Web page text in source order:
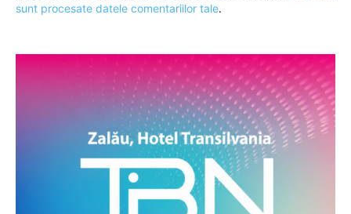
sunt procesate datele comentariilor tale.